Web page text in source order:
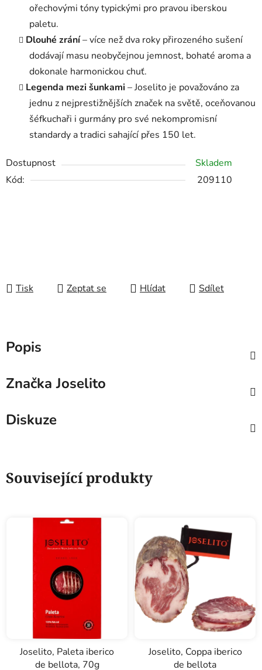
ořechovými tóny typickými pro pravou iberskou
paletu.
Dlouhé zrání– více než dva roky přirozeného sušení
dodávají masu neobyčejnou jemnost, bohaté aroma a
dokonale harmonickou chuť.
Legenda mezi šunkami– Joselito je považováno za
jednu z nejprestižnějších značek na světě, oceňovanou
šéfkuchaři i gurmány pro své nekompromisní
standardy a tradici sahající přes 150 let.
Dostupnost
Skladem
Kód:
209110
Tisk Zeptat se Hlídat Sdílet
Popis
Značka Joselito
Diskuze
Související produkty
Joselito, Paleta iberico
de bellota, 70g
Joselito, Coppa iberico
de bellota